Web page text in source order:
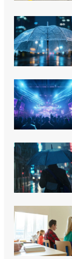
II
Woda
Wsi